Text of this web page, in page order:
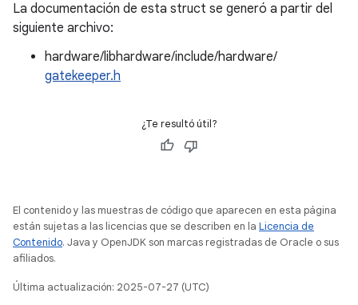
La documentación de esta struct se generó a partir del
siguiente archivo:
hardware/libhardware/include/hardware/
gatekeeper.h
¿Te resultó útil?
El contenido y las muestras de código que aparecen en esta página
están sujetas a las licencias que se describen en la Licencia de
Contenido. Java y OpenJDK son marcas registradas de Oracle o sus
afiliados.
Última actualización: 2025-07-27 (UTC)